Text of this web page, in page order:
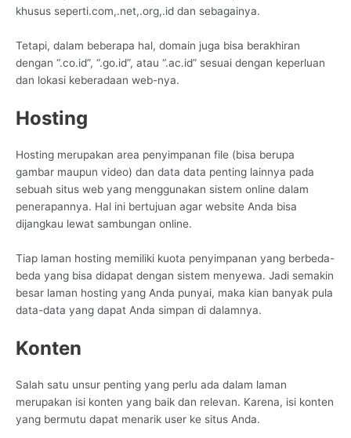
khusus seperti.com,.net,.org,.id dan sebagainya.
Tetapi, dalam beberapa hal, domain juga bisa berakhiran
dengan “.co.id”, “.go.id”, atau “.ac.id” sesuai dengan keperluan
dan lokasi keberadaan web-nya.
Hosting
Hosting merupakan area penyimpanan file (bisa berupa
gambar maupun video) dan data data penting lainnya pada
sebuah situs web yang menggunakan sistem online dalam
penerapannya. Hal ini bertujuan agar website Anda bisa
dijangkau lewat sambungan online.
Tiap laman hosting memiliki kuota penyimpanan yang berbeda-
beda yang bisa didapat dengan sistem menyewa. Jadi semakin
besar laman hosting yang Anda punyai, maka kian banyak pula
data-data yang dapat Anda simpan di dalamnya.
Konten
Salah satu unsur penting yang perlu ada dalam laman
merupakan isi konten yang baik dan relevan. Karena, isi konten
yang bermutu dapat menarik user ke situs Anda.